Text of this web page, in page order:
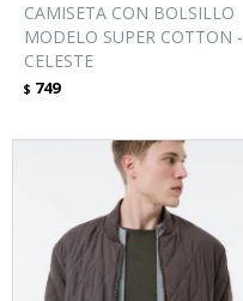
CAMISETA CON BOLSILLO
MODELO SUPER COTTON -
CELESTE
$ 749